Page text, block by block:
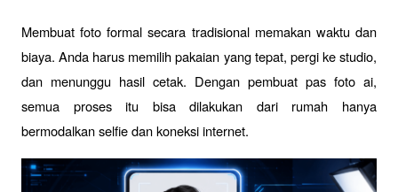
Membuat foto formal secara tradisional memakan waktu dan
biaya. Anda harus memilih pakaian yang tepat, pergi ke studio,
dan menunggu hasil cetak. Dengan pembuat pas foto ai,
semua proses itu bisa dilakukan dari rumah hanya
bermodalkan selfie dan koneksi internet.